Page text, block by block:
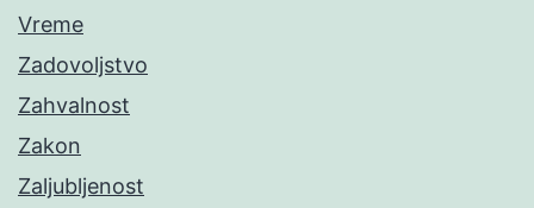
Vreme
Zadovoljstvo
Zahvalnost
Zakon
Zaljubljenost